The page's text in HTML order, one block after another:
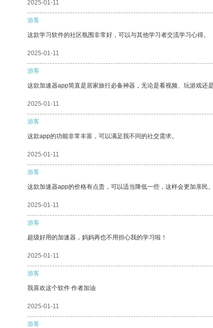
2025-01-11
游客
这款学习软件的社区氛围非常好，可以与其他学习者交流学习心得。
2025-01-11
游客
这款加速器app简直是居家旅行必备神器，无论是看视频、玩游戏还
2025-01-11
游客
这款app的功能非常丰富，可以满足我不同的社交需求。
2025-01-11
游客
这款加速器app的价格有点贵，可以适当降低一些，这样会更加亲民。
2025-01-11
游客
超级好用的加速器，妈妈再也不用担心我的学习啦！
2025-01-11
游客
我喜欢这个软件 作者加油
2025-01-11
游客